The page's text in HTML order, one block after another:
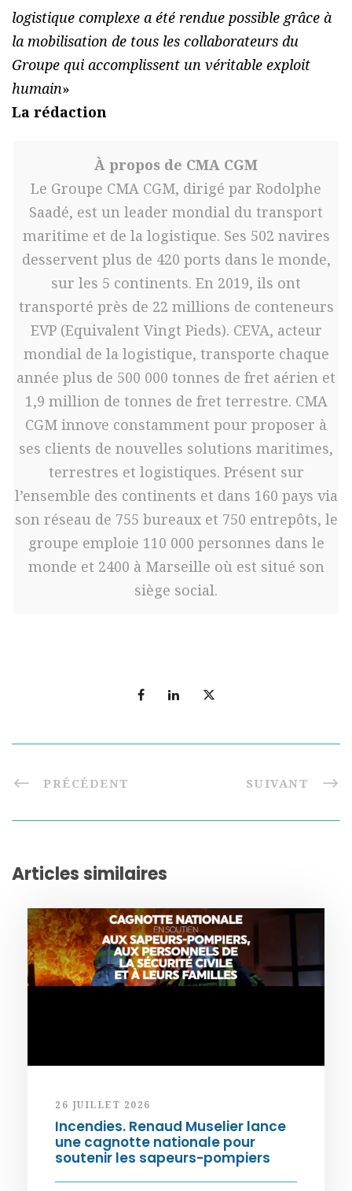
logistique complexe a été rendue possible grâce à
la mobilisation de tous les collaborateurs du
Groupe qui accomplissent un véritable exploit
humain»
La rédaction
À propos de CMA CGM
Le Groupe CMA CGM, dirigé par Rodolphe
Saadé, est un leader mondial du transport
maritime et de la logistique. Ses 502 navires
desservent plus de 420 ports dans le monde,
sur les 5 continents. En 2019, ils ont
transporté près de 22 millions de conteneurs
EVP (Equivalent Vingt Pieds). CEVA, acteur
mondial de la logistique, transporte chaque
année plus de 500 000 tonnes de fret aérien et
1,9 million de tonnes de fret terrestre. CMA
CGM innove constamment pour proposer à
ses clients de nouvelles solutions maritimes,
terrestres et logistiques. Présent sur
l’ensemble des continents et dans 160 pays via
son réseau de 755 bureaux et 750 entrepôts, le
groupe emploie 110 000 personnes dans le
monde et 2400 à Marseille où est situé son
siège social.
PRÉCÉDENT SUIVANT
Articles similaires
26 JUILLET 2026
Incendies. Renaud Muselier lance
une cagnotte nationale pour
soutenir les sapeurs-pompiers